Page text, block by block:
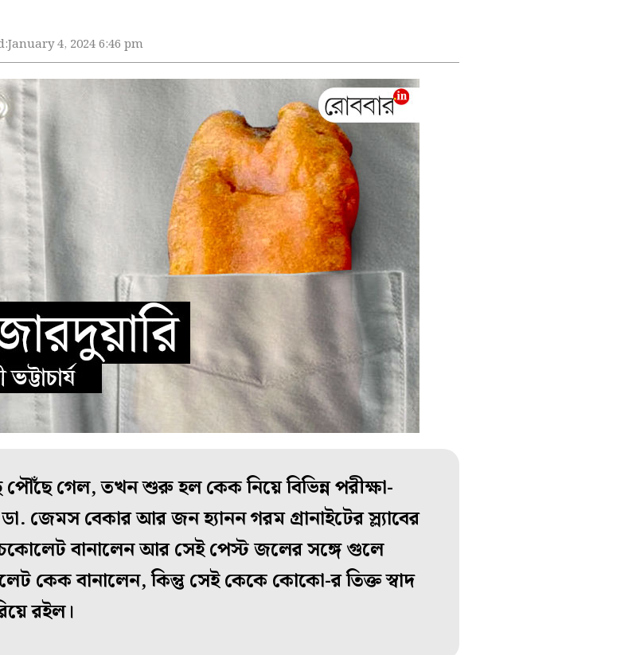
January 4, 2024 6:46 pm
গেল, তখন শুরু হল কেক নিয়ে বিভিন্ন পরীক্ষা-
জেমস বেকার আর জন হ্যানন গরম গ্রানাইটের স্ল্যাবের
বানালেন আর সেই পেস্ট জলের সঙ্গে গুলে
কেক বানালেন, কিন্তু সেই কেকে কোকো-র তিক্ত স্বাদ
রইল।